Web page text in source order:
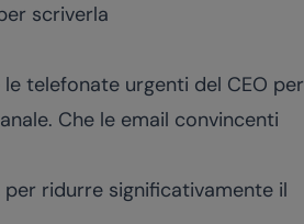
scriverla
telefonate urgenti del CEO per
Che le email convincenti
ridurre significativamente il